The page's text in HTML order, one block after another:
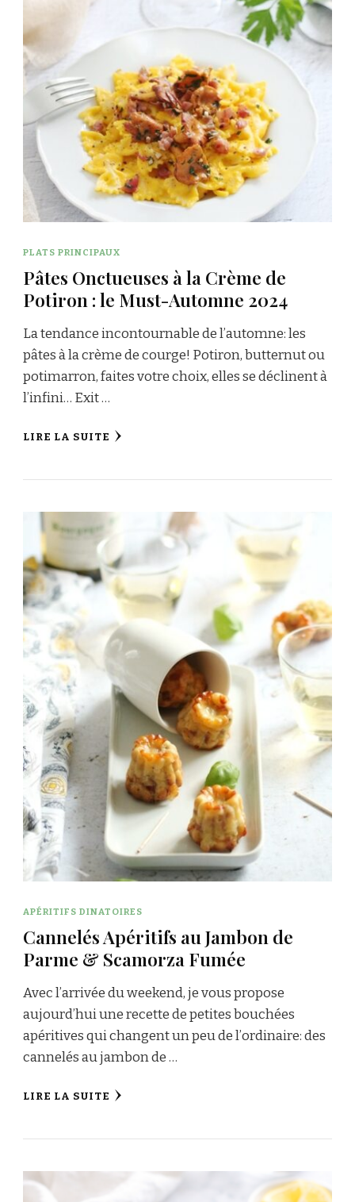
PLATS PRINCIPAUX
Pâtes Onctueuses à la Crème de
Potiron : le Must-Automne 2024
La tendance incontournable de l’automne: les
pâtes à la crème de courge! Potiron, butternut ou
potimarron, faites votre choix, elles se déclinent à
l’infini… Exit …
LIRE LA SUITE
APÉRITIFS DINATOIRES
Cannelés Apéritifs au Jambon de
Parme & Scamorza Fumée
Avec l’arrivée du weekend, je vous propose
aujourd’hui une recette de petites bouchées
apéritives qui changent un peu de l’ordinaire: des
cannelés au jambon de …
LIRE LA SUITE